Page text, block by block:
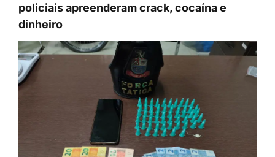
policiais apreenderam crack, cocaína e
dinheiro